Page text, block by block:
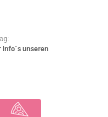
Info`s unseren